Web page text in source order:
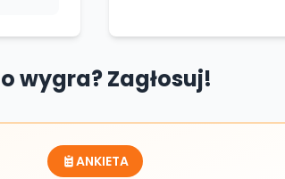
wygra? Zagłosuj!
ANKIETA